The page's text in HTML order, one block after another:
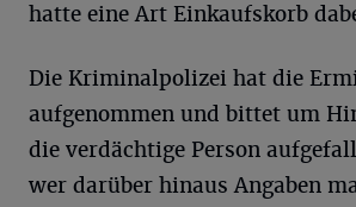
hatte eine Art Einkaufskorb
Die Kriminalpolizei hat die
aufgenommen und bittet um
die verdächtige Person
wer darüber hinaus Angaben